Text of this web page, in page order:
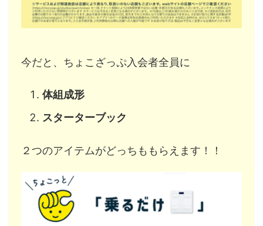
今だと、ちょこざっぷ入会者全員に
体組成形
スターターブック
２つのアイテムがどっちももらえます！！